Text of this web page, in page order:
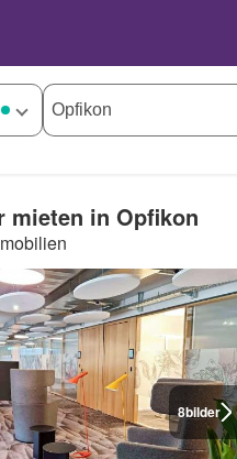
mieten in Opfikon
8bilder